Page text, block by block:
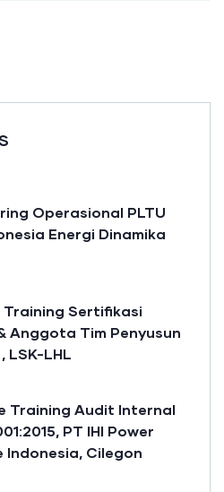
Operasional PLTU
Energi Dinamika
Training Sertifikasi
Anggota Tim Penyusun
LSK-LHL
Training Audit Internal
PT IHI Power
Indonesia, Cilegon